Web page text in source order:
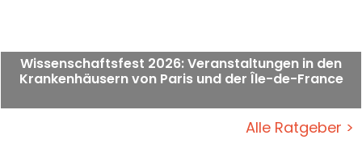
Wissenschaftsfest 2026: Veranstaltungen in den
Krankenhäusern von Paris und der Île-de-France
Alle Ratgeber >